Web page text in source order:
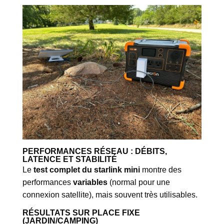
PERFORMANCES RÉSEAU : DÉBITS,
LATENCE ET STABILITÉ
Le test complet du starlink minimontre des
performances variables(normal pour une
connexion satellite), mais souvent très utilisables.
RÉSULTATS SUR PLACE FIXE
(JARDIN/CAMPING)